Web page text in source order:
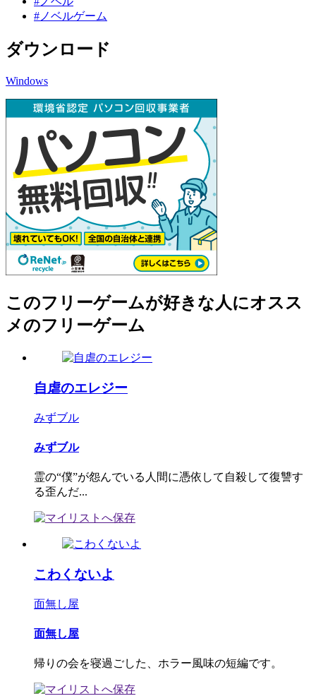
#ノベルゲーム
ダウンロード
Windows
このフリーゲームが好きな人にオスス
メのフリーゲーム
自虐のエレジー
みずブル
みずブル
霊の“僕”が怨んでいる人間に憑依して自殺して復讐す
る歪んだ...
こわくないよ
面無し屋
面無し屋
帰りの会を寝過ごした、ホラー風味の短編です。